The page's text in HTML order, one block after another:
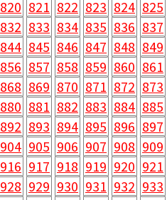
820 821 822 823 824 825
832 833 834 835 836 837
844 845 846 847 848 849
856 857 858 859 860 861
868 869 870 871 872 873
880 881 882 883 884 885
892 893 894 895 896 897
904 905 906 907 908 909
916 917 918 919 920 921
928 929 930 931 932 933